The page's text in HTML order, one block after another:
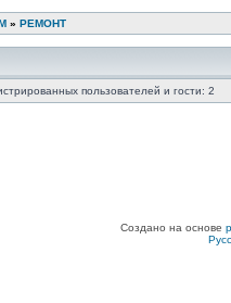
» РЕМОНТ
пользователей и гости: 2
Создано на основе